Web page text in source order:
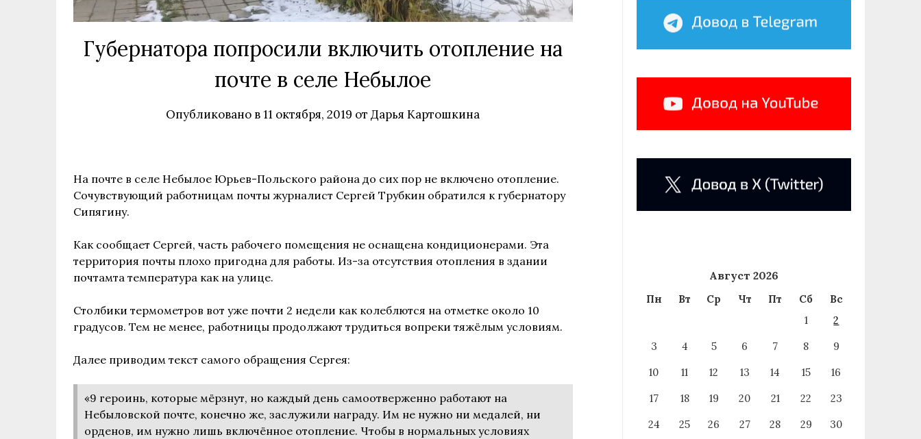
Губернатора попросили включить отопление на
почте в селе Небылое
Опубликовано в11 октября, 2019 отДарья Картошкина
На почте в селе Небылое Юрьев-Польского района до сих пор не включено отопление.
Сочувствующий работницам почты журналист Сергей Трубкин обратился к губернатору
Сипягину.
Как сообщает Сергей, часть рабочего помещения не оснащена кондиционерами. Эта
территория почты плохо пригодна для работы. Из-за отсутствия отопления в здании
почтамта температура как на улице.
Столбики термометров вот уже почти 2 недели как колеблются на отметке около 10
градусов. Тем не менее, работницы продолжают трудиться вопреки тяжёлым условиям.
Далее приводим текст самого обращения Сергея:
«9 героинь, которые мёрзнут, но каждый день самоотверженно работают на
Небыловской почте, конечно же, заслужили награду. Им не нужно ни медалей, ни
орденов, им нужно лишь включённое отопление. Чтобы в нормальных условиях
Август 2026
Пн Вт Ср Чт Пт Сб
Вс
1
2
3
4 5 6 7 8
9
10
11 12 13 14 15
16
17
18 19 20 21 22
23
24
25 26 27 28 29
30